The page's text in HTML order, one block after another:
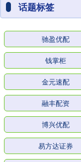
话题标签
驰盈优配
钱掌柜
金元速配
融丰配资
博兴优配
易方达证券